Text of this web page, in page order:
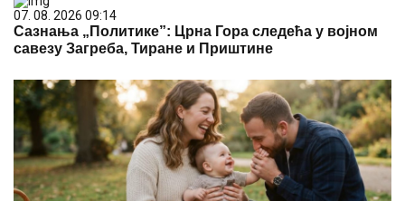
07. 08. 2026 09:14
Сазнања „Политике”: Црна Гора следећа у војном
савезу Загреба, Тиране и Приштине